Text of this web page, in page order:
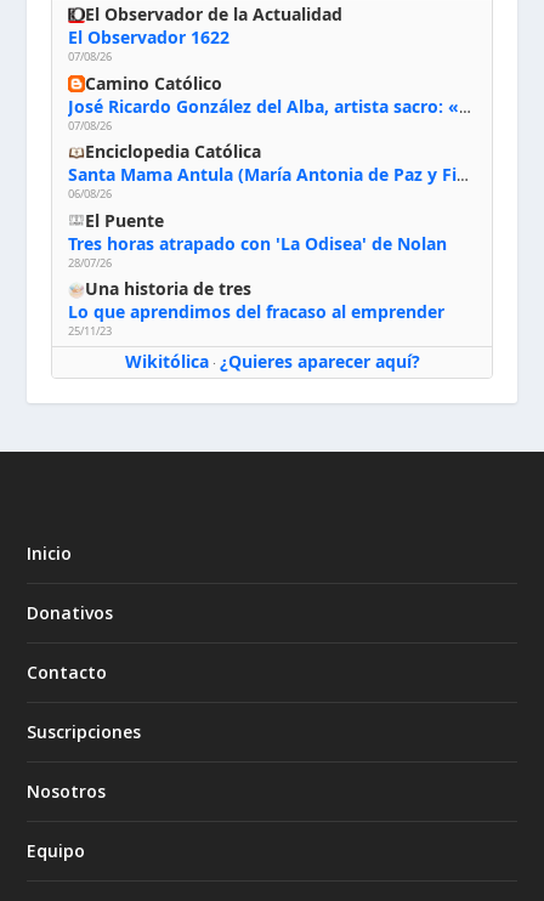
El Observador de la Actualidad
El Observador 1622
07/08/26
Camino Católico
José Ricardo González del Alba, artista sacro: «Yo oro, hablo con Dios, le pido al Espíritu Santo su inspiración y siempre pinto rezando el rosario para que sea Él quien actúe a través de mis manos»
07/08/26
Enciclopedia Católica
Santa Mama Antula (María Antonia de Paz y Figueroa)
06/08/26
El Puente
Tres horas atrapado con 'La Odisea' de Nolan
28/07/26
Una historia de tres
Lo que aprendimos del fracaso al emprender
25/11/23
Wikitólica· ¿Quieres aparecer aquí?
Inicio
Donativos
Contacto
Suscripciones
Nosotros
Equipo